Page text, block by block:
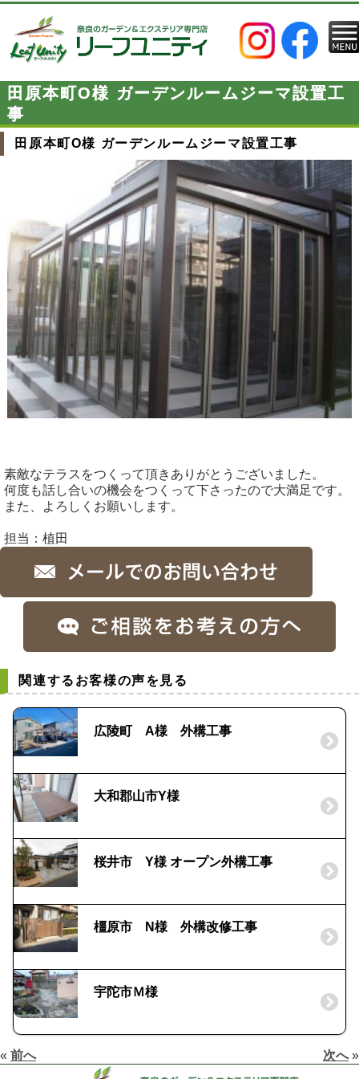
田原本町O様 ガーデンルームジーマ設置工
事
田原本町O様 ガーデンルームジーマ設置工事
素敵なテラスをつくって頂きありがとうございました。
何度も話し合いの機会をつくって下さったので大満足です。
また、よろしくお願いします。
担当：植田
関連するお客様の声を見る
広陵町 A様 外構工事
大和郡山市Y様
桜井市 Y様 オープン外構工事
橿原市 N様 外構改修工事
宇陀市Ｍ様
« 前へ 次へ»